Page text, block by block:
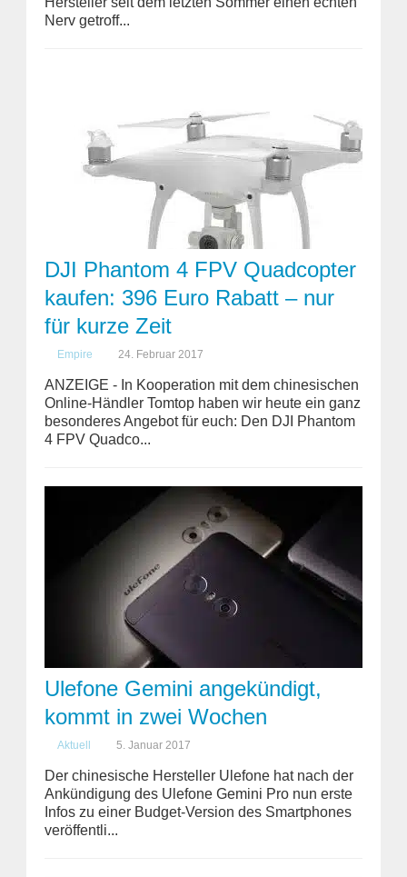
Nerv getroff...
DJI Phantom 4 FPV Quadcopter
kaufen: 396 Euro Rabatt – nur
für kurze Zeit
Empire 24. Februar 2017
ANZEIGE - In Kooperation mit dem chinesischen
Online-Händler Tomtop haben wir heute ein ganz
besonderes Angebot für euch: Den DJI Phantom
4 FPV Quadco...
Ulefone Gemini angekündigt,
kommt in zwei Wochen
Aktuell 5. Januar 2017
Der chinesische Hersteller Ulefone hat nach der
Ankündigung des Ulefone Gemini Pro nun erste
Infos zu einer Budget-Version des Smartphones
veröffentli...